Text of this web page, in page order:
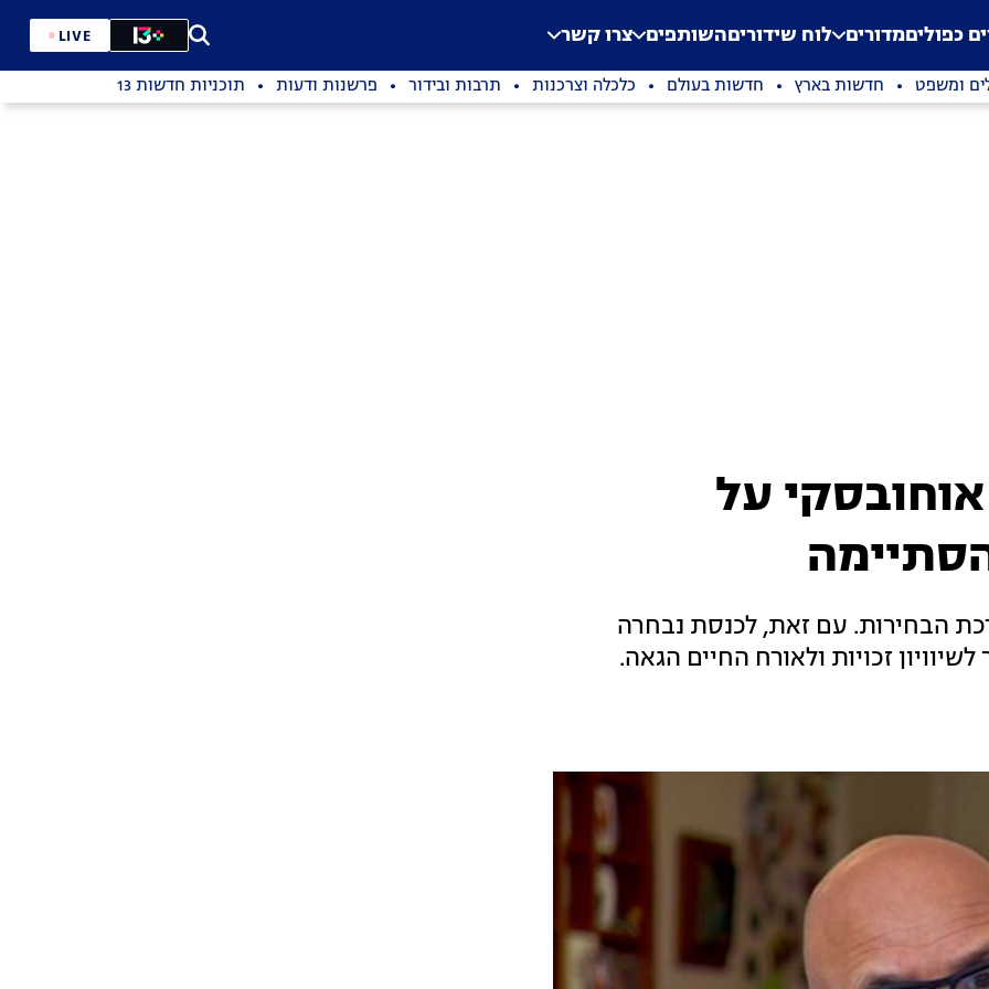
Application error: a
. כפוליםמדורים לוח שידוריםהשותפים צרו קשר LIVE
ומשפט חדשות בארץ חדשות בעולם כלכלה וצרכנות תרבות ובידור פרשנות ודעות תוכניות חדשות 13
על
הבחירות. עם זאת, לכנסת נבחרה
זכויות ולאורח החיים הגאה.